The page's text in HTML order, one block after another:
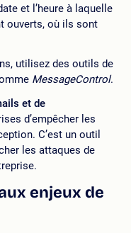
et l’heure à laquelle
ouverts, où ils sont
utilisez des outils de
MessageControl.
et de
d’empêcher les
C’est un outil
les attaques de
enjeux de